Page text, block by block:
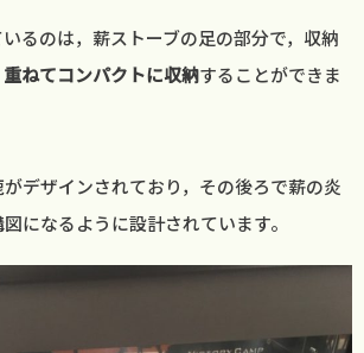
るのは，薪ストーブの足の部分で，収納
重ねてコンパクトに収納することができま
デザインされており，その後ろで薪の炎
になるように設計されています。